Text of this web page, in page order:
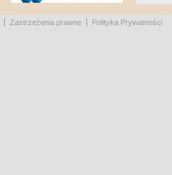
Zastrzeżenia prawne Polityka Prywatności